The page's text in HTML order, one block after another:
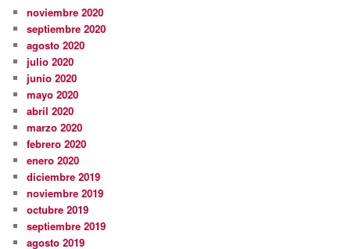
noviembre 2020
septiembre 2020
agosto 2020
julio 2020
junio 2020
mayo 2020
abril 2020
marzo 2020
febrero 2020
enero 2020
diciembre 2019
noviembre 2019
octubre 2019
septiembre 2019
agosto 2019